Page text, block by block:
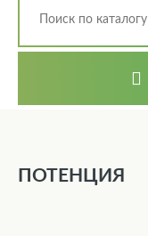
ПОТЕНЦИЯ